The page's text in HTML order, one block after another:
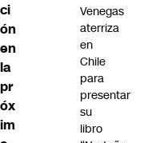
ci
ón
en
la
pr
óx
im
Venegas
aterriza
en
Chile
para
presentar
su
libro